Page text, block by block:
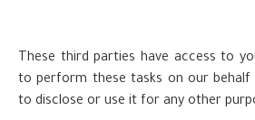
These third parties have access to
to perform these tasks on our behalf
to disclose or use it for any other